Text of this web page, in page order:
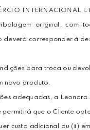
INTERNACIONAL
original, com
deverá corresponder à
para troca ou
novo produto.
adequadas, a Leonora
que o Cliente
custo adicional ou (ii)